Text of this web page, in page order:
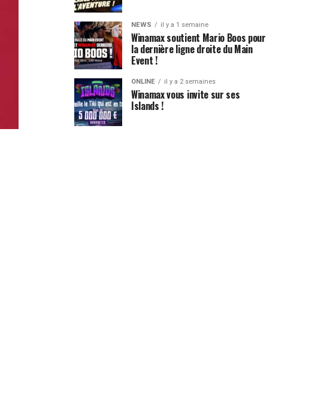
NEWS il y a 1 semaine
Winamax soutient Mario Boos pour
la dernière ligne droite du Main
Event !
ONLINE il y a 2 semaines
Winamax vous invite sur ses
Islands !